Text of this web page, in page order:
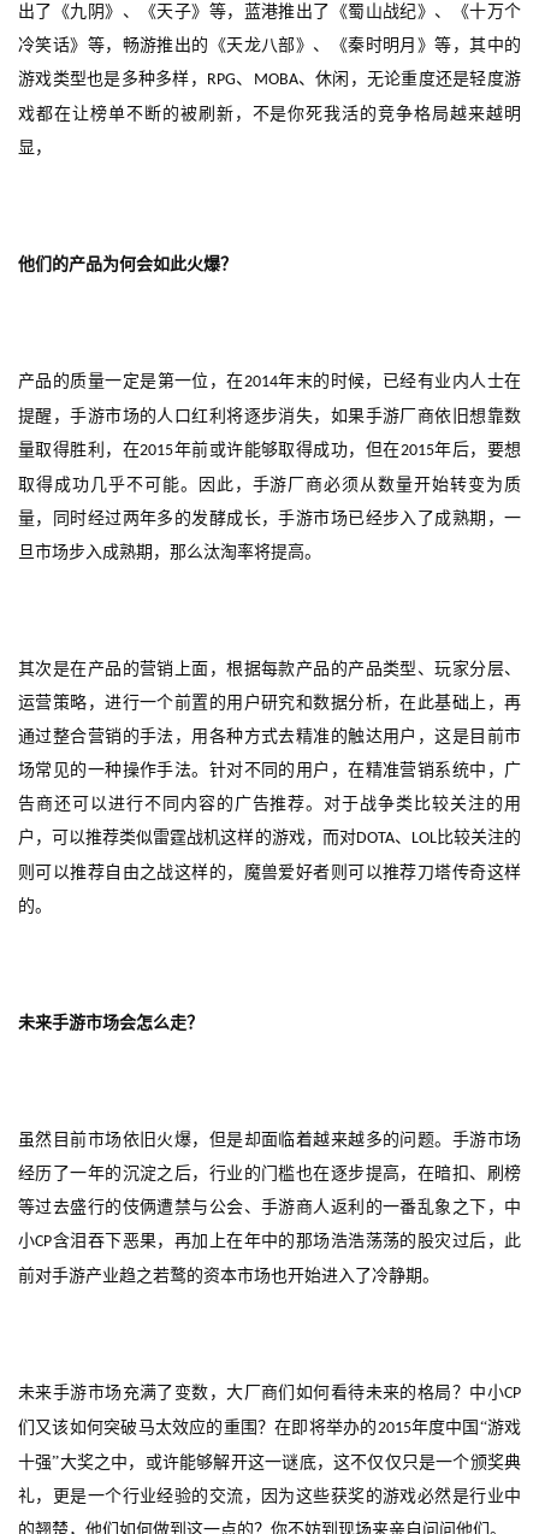
页
游
茶
游
手
机
游
戏
戏
休
闲
游
戏
0
十
茶
奖
7
0
日
游
出了《九阴》、《天子》等，蓝港推出了《蜀山战纪》、《十万个
冷笑话》等，畅游推出的《天龙八部》、《秦时明月》等，其中的
游戏类型也是多种多样， RPG、 MOBA、休闲，无论重度还是轻度游
戏都在让榜单不断的被刷新，不是你死我活的竞争格局越来越明
显，
他们的产品为何会如此火爆？
产品的质量一定是第一位，在2014年末的时候，已经有业内人士在
提醒，手游市场的人口红利将逐步消失，如果手游厂商依旧想靠数
量取得胜利，在2015年前或许能够取得成功，但在2015年后，要想
取得成功几乎不可能。因此，手游厂商必须从数量开始转变为质
量，同时经过两年多的发酵成长，手游市场已经步入了成熟期，一
旦市场步入成熟期，那么汰淘率将提高。
其次是在产品的营销上面，根据每款产品的产品类型、玩家分层、
运营策略，进行一个前置的用户研究和数据分析，在此基础上，再
通过整合营销的手法，用各种方式去精准的触达用户，这是目前市
场常见的一种操作手法。针对不同的用户，在精准营销系统中，广
告商还可以进行不同内容的广告推荐。对于战争类比较关注的用
户，可以推荐类似雷霆战机这样的游戏，而对DOTA、 LOL比较关注的
则可以推荐自由之战这样的，魔兽爱好者则可以推荐刀塔传奇这样
的。
未来手游市场会怎么走？
虽然目前市场依旧火爆，但是却面临着越来越多的问题。手游市场
经历了一年的沉淀之后，行业的门槛也在逐步提高，在暗扣、刷榜
等过去盛行的伎俩遭禁与公会、手游商人返利的一番乱象之下，中
小CP含泪吞下恶果，再加上在年中的那场浩浩荡荡的股灾过后，此
前对手游产业趋之若鹜的资本市场也开始进入了冷静期。
未来手游市场充满了变数，大厂商们如何看待未来的格局？中小CP
们又该如何突破马太效应的重围？在即将举办的2015年度中国“游戏
十强”大奖之中，或许能够解开这一谜底，这不仅仅只是一个颁奖典
礼，更是一个行业经验的交流，因为这些获奖的游戏必然是行业中
的翘楚，他们如何做到这一点的？你不妨到现场来亲自问问他们。